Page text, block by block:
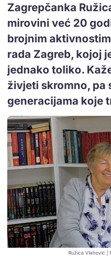
Zagrepčanka
mirovini već 20
brojnim
rada Zagreb, kojoj
jednako toliko.
živjeti skromno, pa
generacijama koje
Ružica Vlahović |